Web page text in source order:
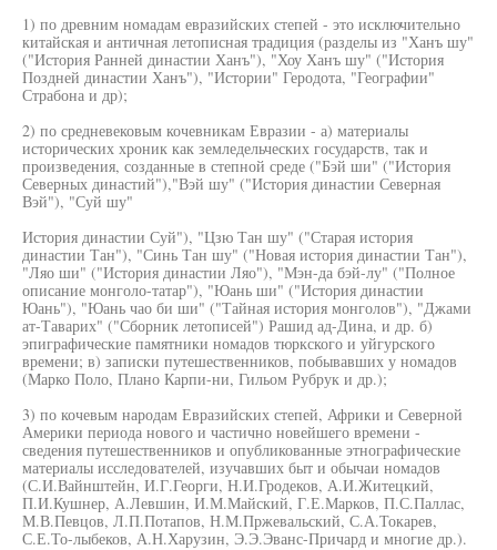
1) по древним номадам евразийских степей - это исключительно
китайская и античная летописная традиция (разделы из "Ханъ шу"
("История Ранней династии Ханъ"), "Хоу Ханъ шу" ("История
Поздней династии Ханъ"), "Истории" Геродота, "Географии"
Страбона и др);
2) по средневековым кочевникам Евразии - а) материалы
исторических хроник как земледельческих государств, так и
произведения, созданные в степной среде ("Бэй ши" ("История
Северных династий"),"Вэй шу" ("История династии Северная
Вэй"), "Суй шу"
История династии Суй"), "Цзю Тан шу" ("Старая история
династии Тан"), "Синь Тан шу" ("Новая история династии Тан"),
"Ляо ши" ("История династии Ляо"), "Мэн-да бэй-лу" ("Полное
описание монголо-татар"), "Юань ши" ("История династии
Юань"), "Юань чао би ши" ("Тайная история монголов"), "Джами
ат-Таварих" ("Сборник летописей") Рашид ад-Дина, и др. б)
эпиграфические памятники номадов тюркского и уйгурского
времени; в) записки путешественников, побывавших у номадов
(Марко Поло, Плано Карпи-ни, Гильом Рубрук и др.);
3) по кочевым народам Евразийских степей, Африки и Северной
Америки периода нового и частично новейшего времени -
сведения путешественников и опубликованные этнографические
материалы исследователей, изучавших быт и обычаи номадов
(С.И.Вайнштейн, И.Г.Георги, Н.И.Гродеков, А.И.Житецкий,
П.И.Кушнер, А.Левшин, И.М.Майский, Г.Е.Марков, П.С.Паллас,
М.В.Певцов, Л.П.Потапов, Н.М.Пржевальский, С.А.Токарев,
С.Е.То-лыбеков, А.Н.Харузин, Э.Э.Эванс-Причард и многие др.).